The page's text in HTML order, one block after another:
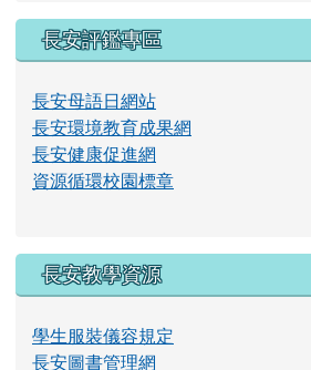
長安評鑑專區
長安母語日網站
長安環境教育成果網
長安健康促進網
資源循環校園標章
長安教學資源
學生服裝儀容規定
長安圖書管理網